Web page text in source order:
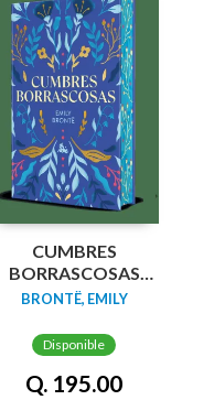
CUMBRES
BORRASCOSAS
(EDICION LIMITADA
TINTADOS)
BRONTË, EMILY
Disponible
Q. 195.00